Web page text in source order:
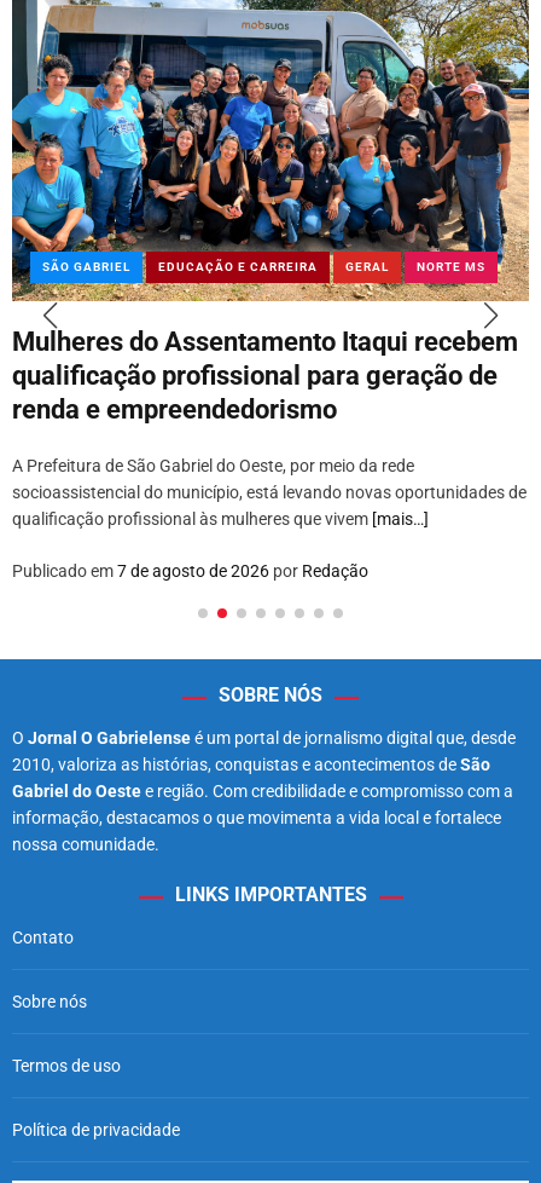
SÃO GABRIEL EDUCAÇÃO E CARREIRA GERAL NORTE MS
Mulheres do Assentamento Itaqui recebem
qualificação profissional para geração de
renda e empreendedorismo
A Prefeitura de São Gabriel do Oeste, por meio da rede
socioassistencial do município, está levando novas oportunidades de
qualificação profissional às mulheres que vivem [mais…]
Publicado em7 de agosto de 2026 por Redação
SOBRE NÓS
O Jornal O Gabrielenseé um portal de jornalismo digital que, desde
2010, valoriza as histórias, conquistas e acontecimentos deSão
Gabriel do Oestee região. Com credibilidade e compromisso com a
informação, destacamos o que movimenta a vida local e fortalece
nossa comunidade.
LINKS IMPORTANTES
Contato
Sobre nós
Termos de uso
Política de privacidade